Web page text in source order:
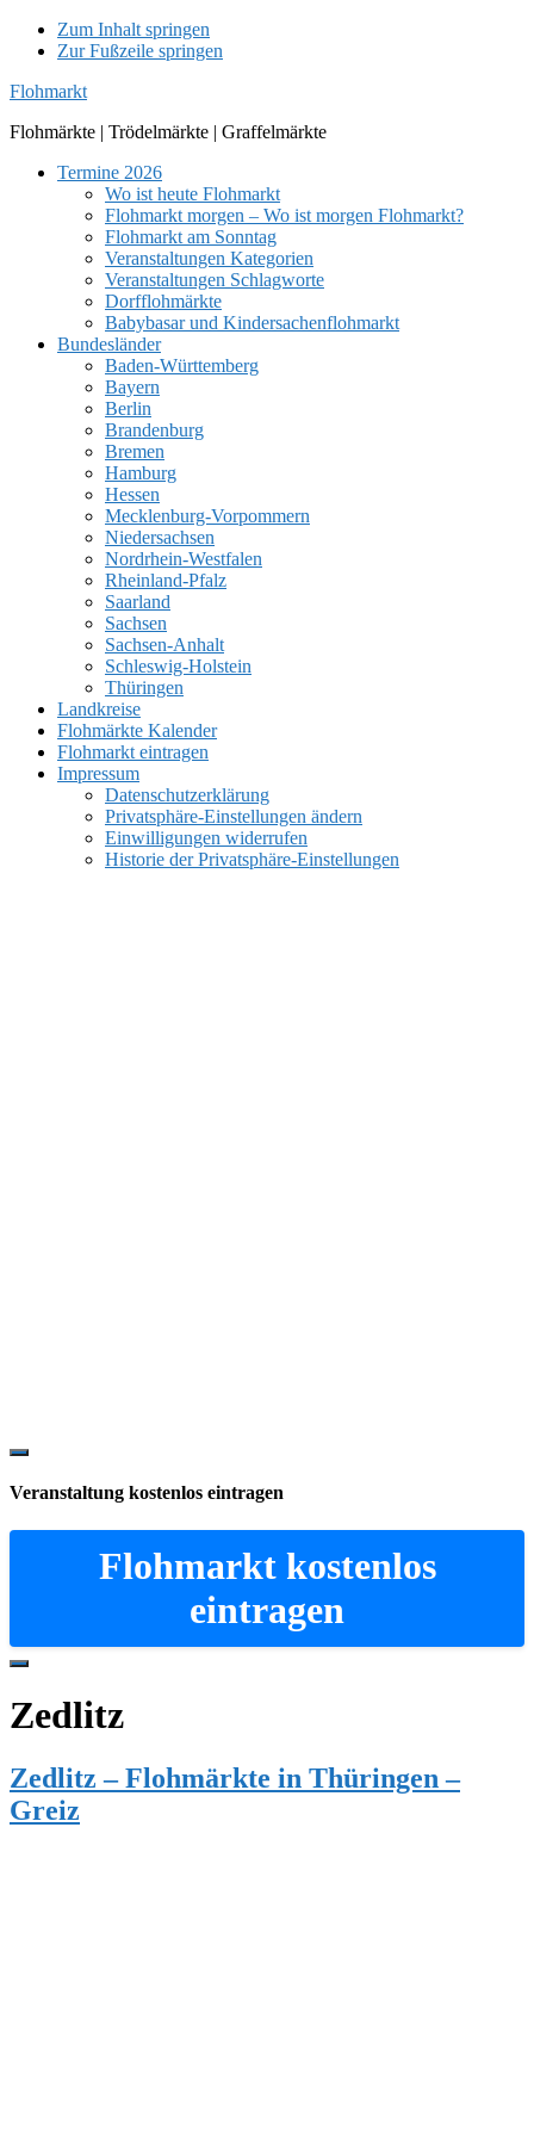
Zum Inhalt springen
Zur Fußzeile springen
Flohmarkt
Flohmärkte | Trödelmärkte | Graffelmärkte
Termine 2026
Wo ist heute Flohmarkt
Flohmarkt morgen – Wo ist morgen Flohmarkt?
Flohmarkt am Sonntag
Veranstaltungen Kategorien
Veranstaltungen Schlagworte
Dorfflohmärkte
Babybasar und Kindersachenflohmarkt
Bundesländer
Baden-Württemberg
Bayern
Berlin
Brandenburg
Bremen
Hamburg
Hessen
Mecklenburg-Vorpommern
Niedersachsen
Nordrhein-Westfalen
Rheinland-Pfalz
Saarland
Sachsen
Sachsen-Anhalt
Schleswig-Holstein
Thüringen
Landkreise
Flohmärkte Kalender
Flohmarkt eintragen
Impressum
Datenschutzerklärung
Privatsphäre-Einstellungen ändern
Einwilligungen widerrufen
Historie der Privatsphäre-Einstellungen
Show
Content
Veranstaltung kostenlos eintragen
Flohmarkt kostenlos
eintragen
Hide
Content
Zedlitz
Zedlitz – Flohmärkte in Thüringen –
Greiz